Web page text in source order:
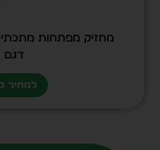
מחזיק מפתחות
דגם 499
למחיר